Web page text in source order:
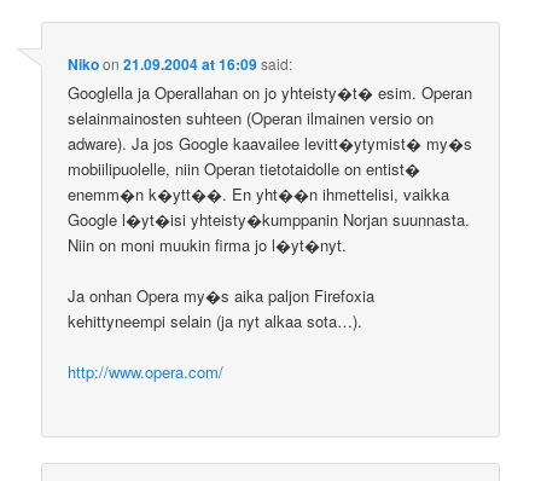
Nikoon21.09.2004 at 16:09said:
Googlella ja Operallahan on jo yhteisty�t� esim. Operan
selainmainosten suhteen (Operan ilmainen versio on
adware). Ja jos Google kaavailee levitt�ytymist� my�s
mobiilipuolelle, niin Operan tietotaidolle on entist�
enemm�n k�ytt��. En yht��n ihmettelisi, vaikka
Google l�yt�isi yhteisty�kumppanin Norjan suunnasta.
Niin on moni muukin firma jo l�yt�nyt.
Ja onhan Opera my�s aika paljon Firefoxia
kehittyneempi selain (ja nyt alkaa sota…).
http://www.opera.com/